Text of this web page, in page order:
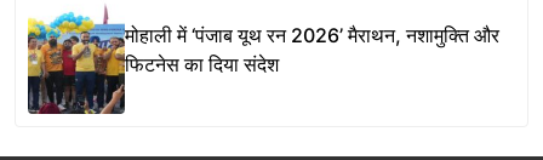
मोहाली में ‘पंजाब यूथ रन 2026’ मैराथन, नशामुक्ति और
फिटनेस का दिया संदेश